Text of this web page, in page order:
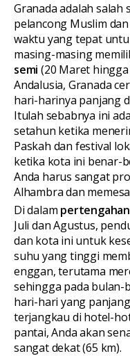
Granada adalah
pelancong Muslim
waktu yang tepat
masing-masing
semi (20 Maret
Andalusia, Granada
hari-harinya panjang
Itulah sebabnya ini
setahun ketika
Paskah dan festival
ketika kota ini benar-
Anda harus sangat
Alhambra dan
Di dalam
Juli dan Agustus,
dan kota ini untuk
suhu yang tinggi
enggan, terutama
sehingga pada bulan-
hari-hari yang
terjangkau di hotel-
pantai, Anda akan
sangat dekat (65 km).